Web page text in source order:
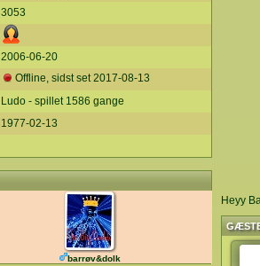
3053
2006-06-20
Offline, sidst set2017-08-13
Ludo - spillet 1586 gange
1977-02-13
barrøv&dolk
Heyy